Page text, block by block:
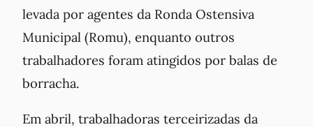
levada por agentes da Ronda Ostensiva
Municipal (Romu), enquanto outros
trabalhadores foram atingidos por balas de
borracha.
Em abril, trabalhadoras terceirizadas da